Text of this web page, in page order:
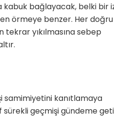
kabuk bağlayacak, belki bir
örmeye benzer. Her doğru
tekrar yıkılmasına sebep
samimiyetini kanıtlamaya
sürekli geçmişi gündeme
Manşet Yetenekli
Özgül Acır, Erse
Sahibi, Girişimci,